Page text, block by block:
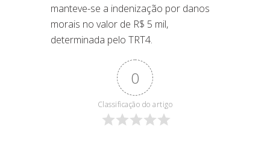
manteve-se a indenização por danos
morais no valor de R$ 5 mil,
determinada pelo TRT4.
0
Classificação do artigo